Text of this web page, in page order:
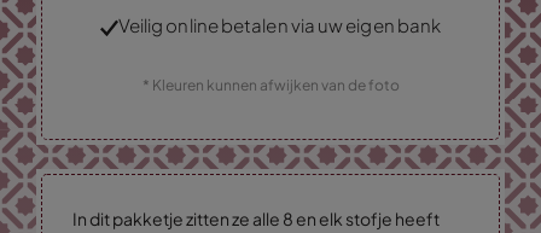
Veilig online betalen via uw eigen bank
* Kleuren kunnen afwijken van de foto
In dit pakketje zitten ze alle 8 en elk stofje heeft